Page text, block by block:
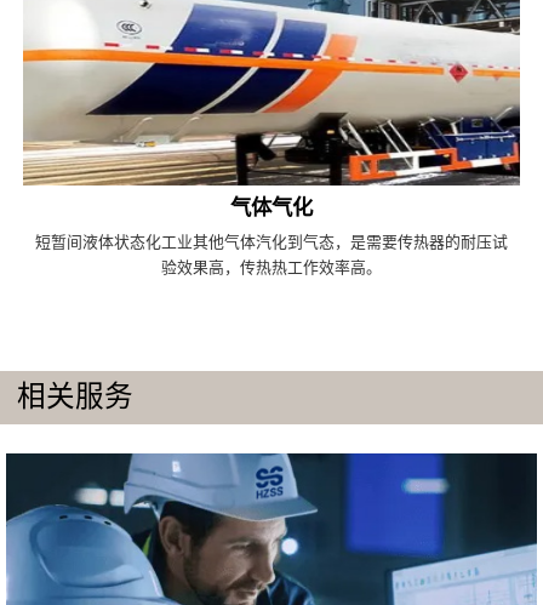
气体气化
短暂间液体状态化工业其他气体汽化到气态，是需要传热器的耐压试
验效果高，传热热工作效率高。
相关服务